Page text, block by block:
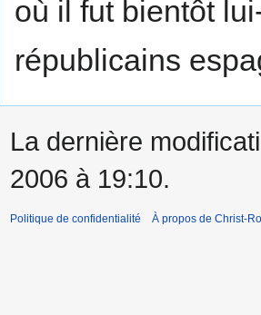
où il fut bientôt
républicains
La dernière
2006 à 19:10.
Politique de confidentialité À propos de Christ-